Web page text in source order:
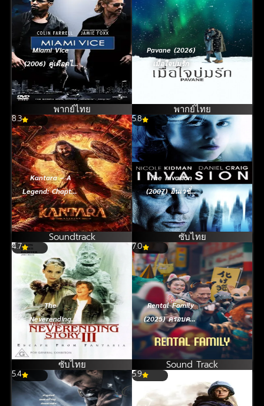
Miami Vice
(2006) คู่เดือดไม
พากย์ไทย
Pavane (2026)
เมื่อใจบ่มรัก
พากย์ไทย
8.3
Kantara – A
Legend: Chapter
1 (2025)
Soundtrack
5.8
The Invasion
(2007) อินเวชั่น
บุกเพาะพันธุ์มฤตยู
ซับไทย
4.7
The
Neverending
Story III Escape
From Fantasia
(1994) มหัศจรรย์
สุดขอบฟ้า ภาค 3
ซับไทย
7.0
Rental Family
(2025) ครอบครัว
ให้เช่า
Sound Track
5.4 5.9